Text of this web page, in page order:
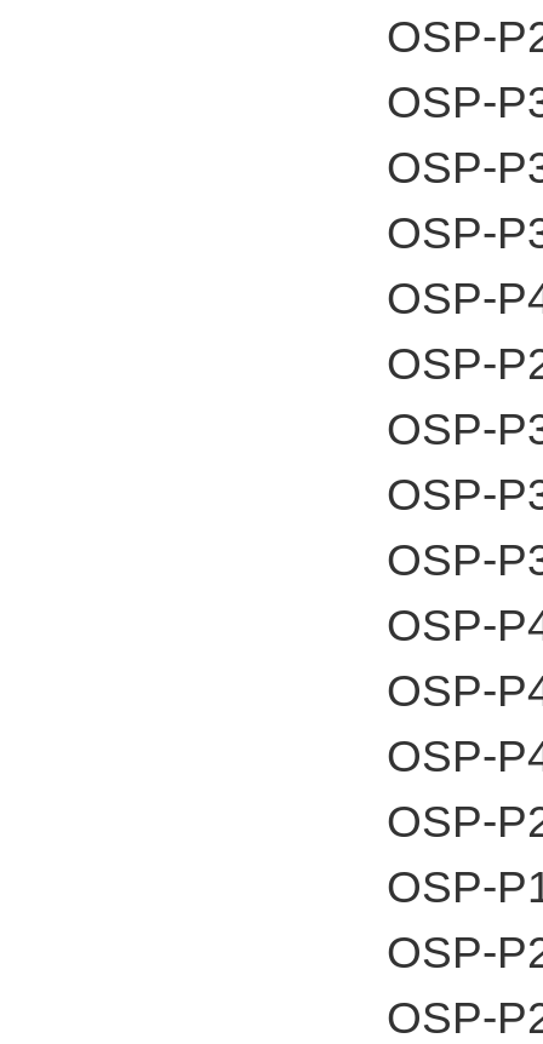
OSP-
OSP-
OSP-
OSP-
OSP-
OSP-
OSP-
OSP-
OSP-
OSP-
OSP-
OSP-
OSP-
OSP-
OSP-
OSP-